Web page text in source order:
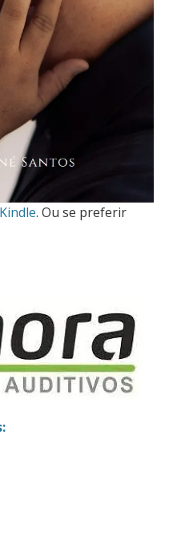
. Ou se preferir